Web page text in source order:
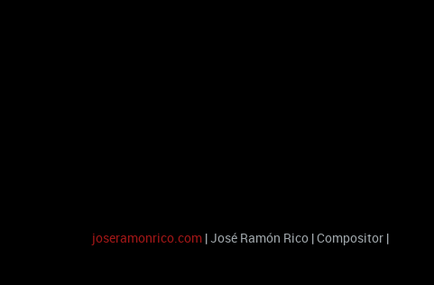
joseramonrico.com | José Ramón Rico | Compositor |